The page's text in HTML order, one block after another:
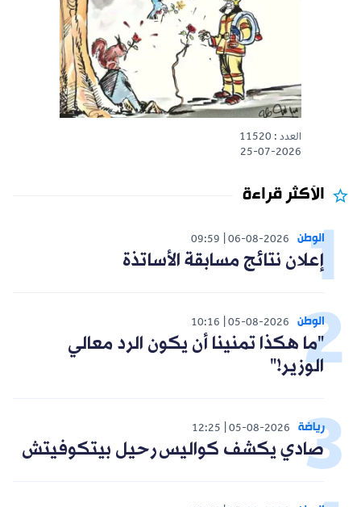
العدد : 11520
25-07-2026
الأكثر قراءة
الوطن 06-08-2026
09:59
إعلان نتائج مسابقة الأساتذة
الوطن 05-08-2026
10:16
"ما هكذا تمنينا أن يكون الرد معالي
الوزير!"
رياضة 05-08-2026
12:25
صادي يكشف كواليس رحيل بيتكوفيتش